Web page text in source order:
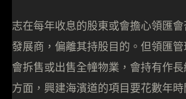
志在每年收息的股東或會擔心領匯
發展商，偏離其持股目的。但領匯
會拆售或出售全幢物業，會持有作
方面，興建海濱道的項目要花數年